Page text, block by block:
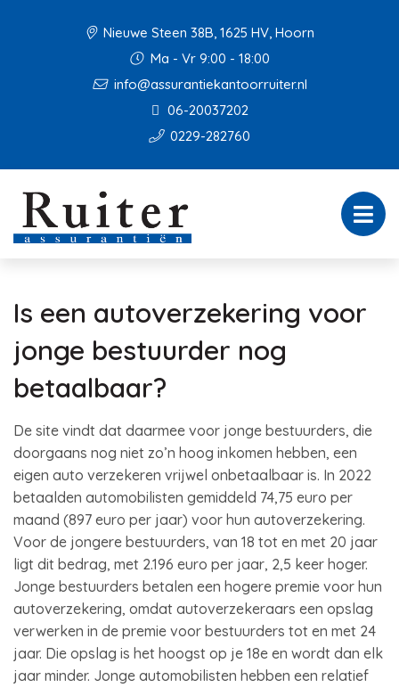
Nieuwe Steen 38B, 1625 HV, Hoorn
Ma - Vr 9:00 - 18:00
info@assurantiekantoorruiter.nl
06-20037202
0229-282760
Is een autoverzekering voor
jonge bestuurder nog
betaalbaar?
De site vindt dat daarmee voor jonge bestuurders, die
doorgaans nog niet zo’n hoog inkomen hebben, een
eigen auto verzekeren vrijwel onbetaalbaar is. In 2022
betaalden automobilisten gemiddeld 74,75 euro per
maand (897 euro per jaar) voor hun autoverzekering.
Voor de jongere bestuurders, van 18 tot en met 20 jaar
ligt dit bedrag, met 2.196 euro per jaar, 2,5 keer hoger.
Jonge bestuurders betalen een hogere premie voor hun
autoverzekering, omdat autoverzekeraars een opslag
verwerken in de premie voor bestuurders tot en met 24
jaar. Die opslag is het hoogst op je 18e en wordt dan elk
jaar minder. Jonge automobilisten hebben een relatief